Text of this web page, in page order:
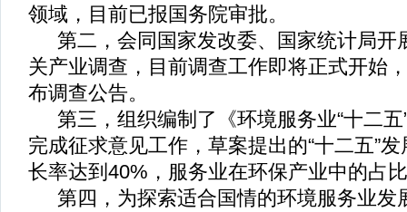
领域，目前已报国务院审批。
第二，会同国家发改委、国家统计局开
关产业调查，目前调查工作即将正式开始
布调查公告。
第三，组织编制了《环境服务业“十二五
完成征求意见工作，草案提出的“十二五”发
长率达到 40% ，服务业在环保产业中的占
第四，为探索适合国情的环境服务业发